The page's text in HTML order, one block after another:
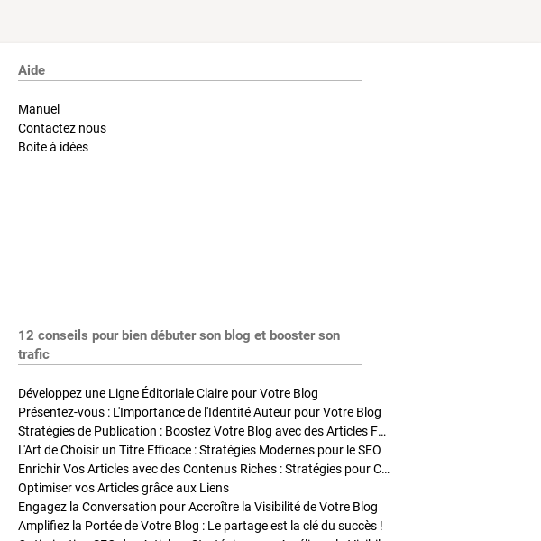
Aide
Manuel
Contactez nous
Boite à idées
12 conseils pour bien débuter son blog et booster son
trafic
Développez une Ligne Éditoriale Claire pour Votre Blog
Présentez-vous : L'Importance de l'Identité Auteur pour Votre Blog
Stratégies de Publication : Boostez Votre Blog avec des Articles Fréquents et Exclusifs
L'Art de Choisir un Titre Efficace : Stratégies Modernes pour le SEO
Enrichir Vos Articles avec des Contenus Riches : Stratégies pour Captiver et Optimiser
Optimiser vos Articles grâce aux Liens
Engagez la Conversation pour Accroître la Visibilité de Votre Blog
Amplifiez la Portée de Votre Blog : Le partage est la clé du succès !